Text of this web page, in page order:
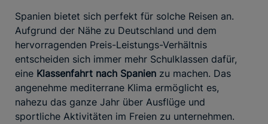
Spanien bietet sich perfekt für solche Reisen an.
Aufgrund der Nähe zu Deutschland und dem
hervorragenden Preis-Leistungs-Verhältnis
entscheiden sich immer mehr Schulklassen dafür,
eine Klassenfahrt nach Spanien zu machen. Das
angenehme mediterrane Klima ermöglicht es,
nahezu das ganze Jahr über Ausflüge und
sportliche Aktivitäten im Freien zu unternehmen.